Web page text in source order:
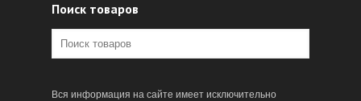
Поиск товаров
Вся информация на сайте имеет исключительно